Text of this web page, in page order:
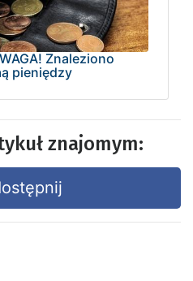
Znaleziono
pieniędzy
znajomym: